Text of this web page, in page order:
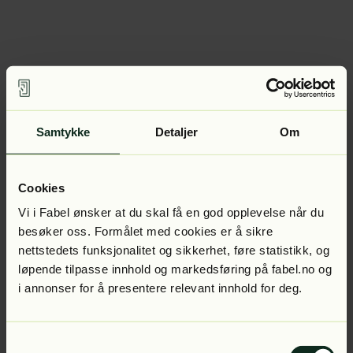
Samtykke Detaljer Om
Cookies
Vi i Fabel ønsker at du skal få en god opplevelse når du
besøker oss. Formålet med cookies er å sikre
nettstedets funksjonalitet og sikkerhet, føre statistikk, og
løpende tilpasse innhold og markedsføring på fabel.no og
i annonser for å presentere relevant innhold for deg.